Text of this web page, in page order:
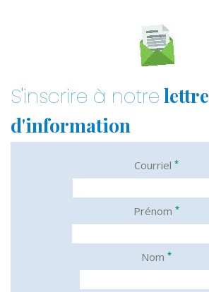
S'inscrire à notrelettre
d'information
Courriel *
Prénom *
Nom *